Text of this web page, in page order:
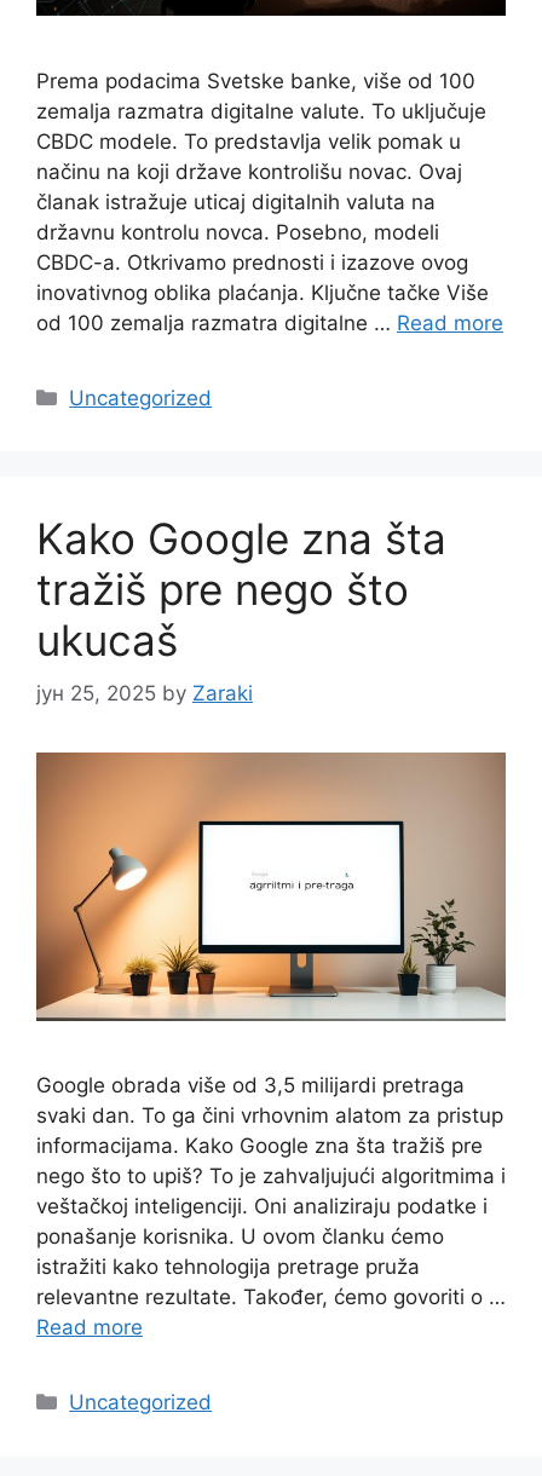
Prema podacima Svetske banke, više od 100
zemalja razmatra digitalne valute. To uključuje
CBDC modele. To predstavlja velik pomak u
načinu na koji države kontrolišu novac. Ovaj
članak istražuje uticaj digitalnih valuta na
državnu kontrolu novca. Posebno, modeli
CBDC-a. Otkrivamo prednosti i izazove ovog
inovativnog oblika plaćanja. Ključne tačke Više
od 100 zemalja razmatra digitalne … Read more
Categories
Uncategorized
Kako Google zna šta
tražiš pre nego što
ukucaš
јун 25, 2025 by Zaraki
Google obrada više od 3,5 milijardi pretraga
svaki dan. To ga čini vrhovnim alatom za pristup
informacijama. Kako Google zna šta tražiš pre
nego što to upiš? To je zahvaljujući algoritmima i
veštačkoj inteligenciji. Oni analiziraju podatke i
ponašanje korisnika. U ovom članku ćemo
istražiti kako tehnologija pretrage pruža
relevantne rezultate. Također, ćemo govoriti o …
Read more
Categories
Uncategorized